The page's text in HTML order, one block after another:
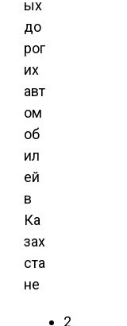
ых
до
рог
их
авт
ом
об
ил
ей
в
Ка
зах
ста
не
2